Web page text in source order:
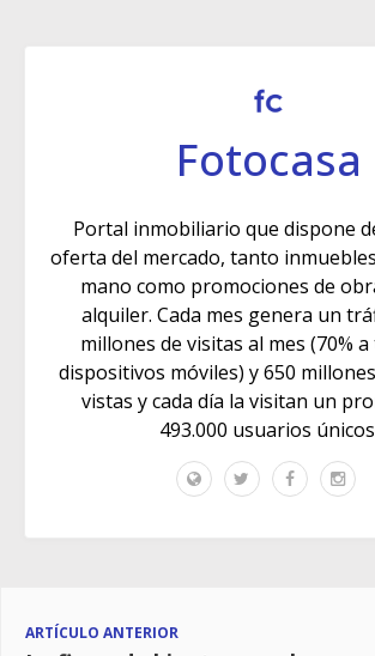
Fotocasa
Portal inmobiliario que dispone
oferta del mercado, tanto
mano como promociones de
alquiler. Cada mes genera un
millones de visitas al mes (70%
dispositivos móviles) y 650
vistas y cada día la visitan un
493.000 usuarios
ARTÍCULO ANTERIOR